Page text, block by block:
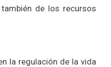
de los recursos
la regulación de la vida